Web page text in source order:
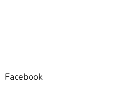
Z
Facebook